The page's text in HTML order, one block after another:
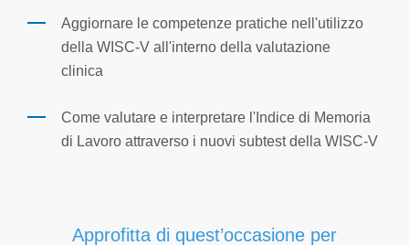
Aggiornare le competenze pratiche nell'utilizzo
della WISC-V all'interno della valutazione
clinica
Come valutare e interpretare l'Indice di Memoria
di Lavoro attraverso i nuovi subtest della WISC-V
Approfitta di quest’occasione per